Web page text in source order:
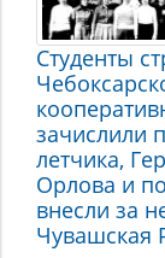
Студенты
зачислили
летчика,
Орлова и
внесли за
Чувашская